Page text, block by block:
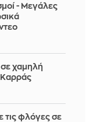
- Μεγάλες
σε χαμηλή
τις φλόγες σε